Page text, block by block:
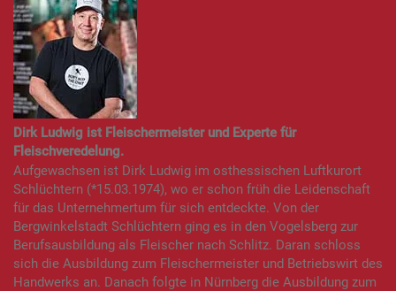
Dirk Ludwig ist Fleischermeister und Experte für
Fleischveredelung.
Aufgewachsen ist Dirk Ludwig im osthessischen Luftkurort
Schlüchtern (*15.03.1974), wo er schon früh die Leidenschaft
für das Unternehmertum für sich entdeckte. Von der
Bergwinkelstadt Schlüchtern ging es in den Vogelsberg zur
Berufsausbildung als Fleischer nach Schlitz. Daran schloss
sich die Ausbildung zum Fleischermeister und Betriebswirt des
Handwerks an. Danach folgte in Nürnberg die Ausbildung zum